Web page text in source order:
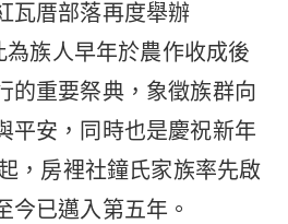
瓦厝部落再度舉辦
為族人早年於農作收成後
的重要祭典，象徵族群向
平安，同時也是慶祝新年
，房裡社鐘氏家族率先啟
今已邁入第五年。